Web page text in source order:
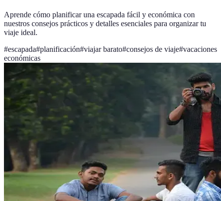
Aprende cómo planificar una escapada fácil y económica con
nuestros consejos prácticos y detalles esenciales para organizar tu
viaje ideal.
#escapada#planificación#viajar barato#consejos de viaje#vacaciones
económicas